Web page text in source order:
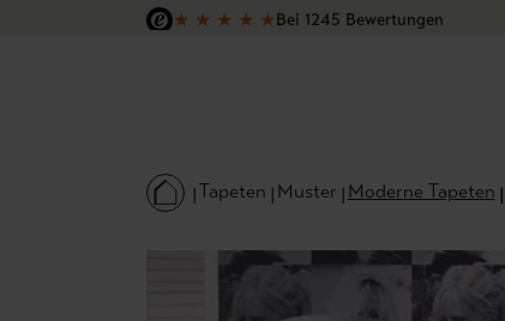
Hauptinhalt springen
Zur Suche springen
Zur Hauptnavigation springen
★ ★ ★ ★ ★Bei 1245 Bewertungen
Tapeten Muster Moderne Tapeten